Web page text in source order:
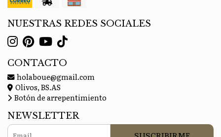
NUESTRAS REDES SOCIALES
CONTACTO
holaboue@gmail.com
Olivos, BS.AS
Botón de arrepentimiento
NEWSLETTER